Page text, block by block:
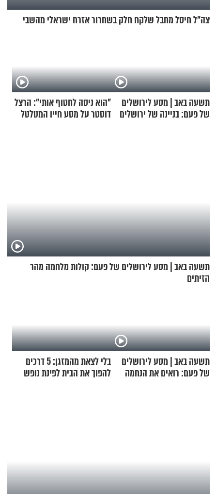
צה"ל חיסל מחבל שלקח חלק בשחרור אזרח ישראלי מהשבי
תשעה באב | מסע לירושלים
של פעם: בניינה של ירושלים
"הוא ניסה לחטוף אותי": הרצל
דוסטר על מסע חייו המטלטל
תשעה באב | מסע לירושלים של פעם: קולות מלחמה מהר
הזיתים
תשעה באב | מסע לירושלים
של פעם: רואים את הנחמה
בלי לצאת מהמזגן: 5 דרכים
להפוך את הבית לפינת נופש